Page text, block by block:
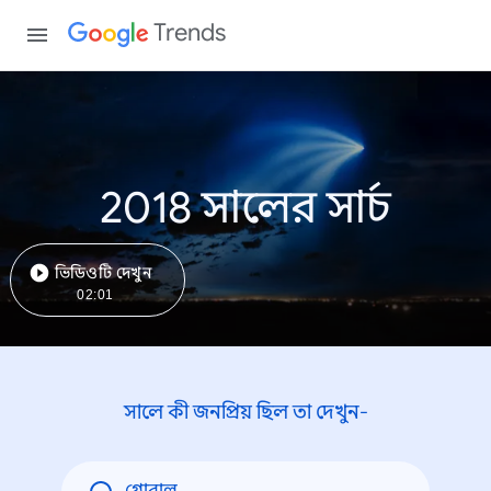
Trends
2018 সালের সার্চ
ভিডিওটি দেখুন
02:01
সালে কী জনপ্রিয় ছিল তা দেখুন-